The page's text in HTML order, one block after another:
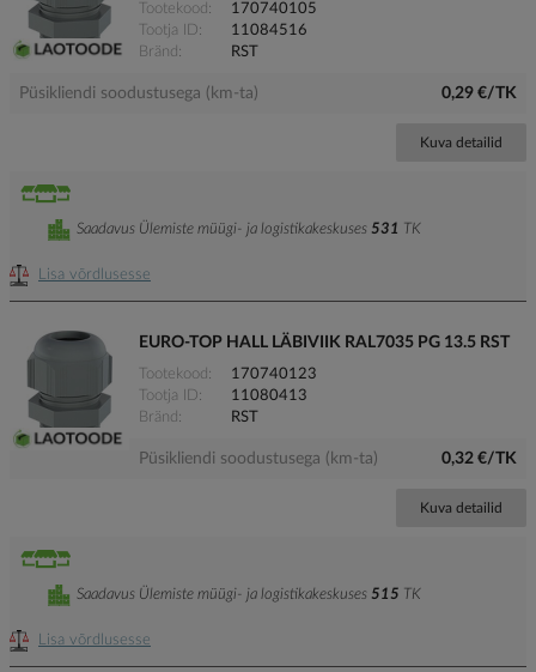
Tootekood
170740105
Tootja ID
11084516
Bränd
RST
Püsikliendi soodustusega (km-ta) 0,29 €/TK
Kuva detailid
Lisa võrdlusesse
Saadavus Ülemiste müügi- ja logistikakeskuses 531 TK
EURO-TOP HALL LÄBIVIIK RAL7035 PG 13.5 RST
Tootekood
170740123
Tootja ID
11080413
Bränd
RST
Püsikliendi soodustusega (km-ta) 0,32 €/TK
Kuva detailid
Lisa võrdlusesse
Saadavus Ülemiste müügi- ja logistikakeskuses 515 TK